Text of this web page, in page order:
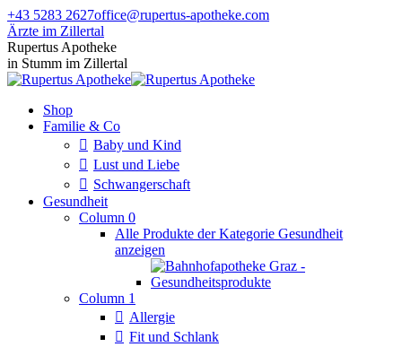
Zum
Inhalt
springen
+43 5283 2627office@rupertus-apotheke.com
Ärzte im Zillertal
Facebook
page
opens
new
window
Instagram
page
opens
new
window
Rupertus Apotheke
in Stumm im Zillertal
Shop
Familie & Co
Baby und Kind
Lust und Liebe
Schwangerschaft
Gesundheit
Column 0
Alle Produkte der Kategorie Gesundheit
anzeigen
Column 1
Allergie
Fit und Schlank